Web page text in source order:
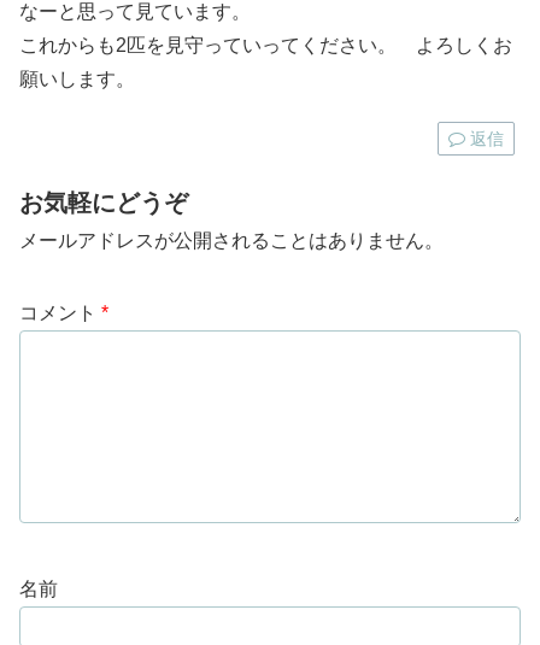
なーと思って見ています。
これからも2匹を見守っていってください。 よろしくお
願いします。
返信
お気軽にどうぞ
メールアドレスが公開されることはありません。
コメント *
名前